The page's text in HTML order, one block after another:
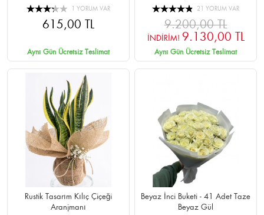
1 YORUM VAR
615,00 TL
Aynı Gün Ücretsiz Teslimat
21 YORUM VAR
9.200,00 TL
İNDİRİM! 9.130,00 TL
Aynı Gün Ücretsiz Teslimat
Rustik Tasarım Kılıç Çiçeği
Aranjmanı
Beyaz İnci Buketi - 41 Adet Taze
Beyaz Gül